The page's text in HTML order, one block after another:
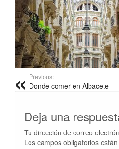
Previous:
Donde comer en Albacete
Deja una
Tu dirección de correo
Los campos obligatorios